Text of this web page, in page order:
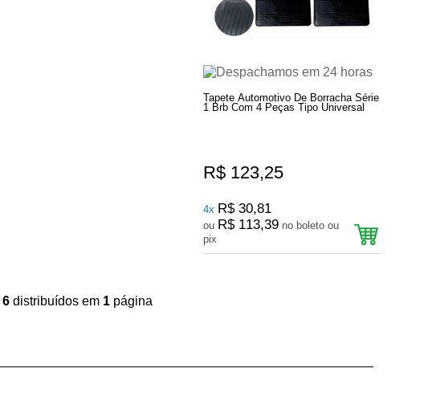
Tapete Automotivo De Borracha Série
1 Brb Com 4 Peças Tipo Universal
R$ 123,25
4x R$ 30,81
ou R$ 113,39 no boleto ou
pix
6distribuídos em 1página